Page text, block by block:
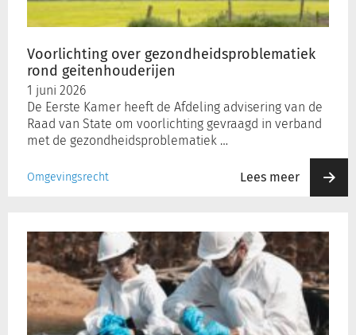
Voorlichting over gezondheidsproblematiek
rond geitenhouderijen
1 juni 2026
De Eerste Kamer heeft de Afdeling advisering van de
Raad van State om voorlichting gevraagd in verband
met de gezondheidsproblematiek …
Omgevingsrecht Lees meer
komt
met
grondbank
voor
meer
regie